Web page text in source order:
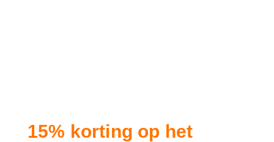
15% korting op het